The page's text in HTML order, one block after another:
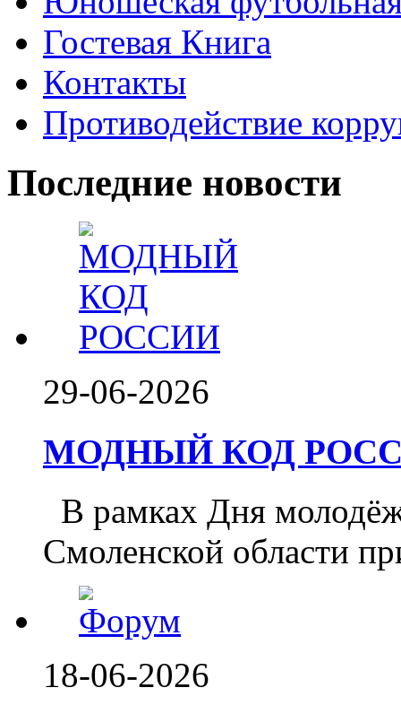
Гостевая Книга
Контакты
Противодействие
Последние новости
29-06-2026
МОДНЫЙ КОД
В рамках Дня
Смоленской области
18-06-2026